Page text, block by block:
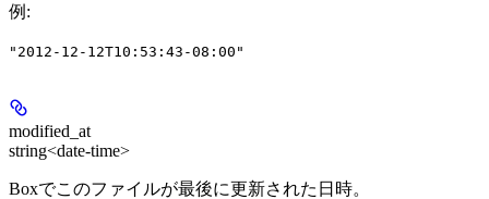
例 :
"2012-12-12T10:53:43-08:00"
modified_at
string<date-time>
Boxでこのファイルが最後に更新された日時。